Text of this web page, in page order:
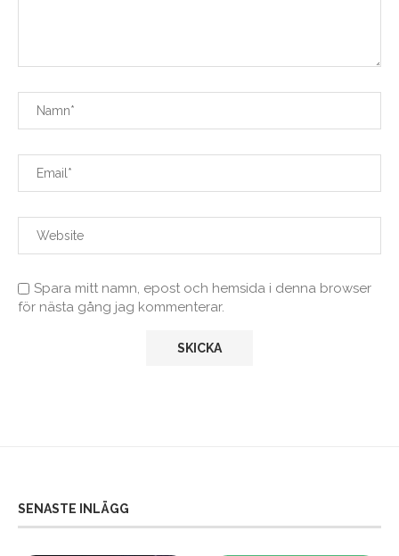
Spara mitt namn, epost och hemsida i denna browser
för nästa gång jag kommenterar.
SENASTE INLÄGG